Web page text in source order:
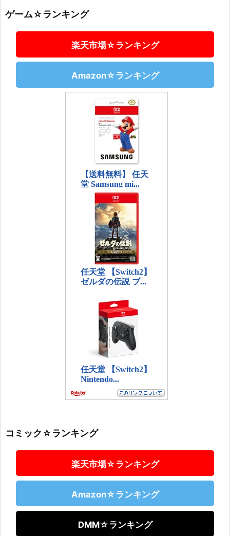
ゲーム☆ランキング
楽天市場☆ランキング
Amazon☆ランキング
コミック☆ランキング
楽天市場☆ランキング
Amazon☆ランキング
DMM☆ランキング